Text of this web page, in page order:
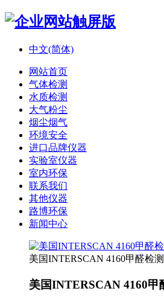
中文(简体)
网站首页
气体检测
水质检测
大气粉尘
烟尘烟气
环境安全
进口品牌仪器
实验室仪器
室内环保
联系我们
其他仪器
路博环保
新闻中心
美国INTERSCAN 4160甲醛检
美国INTERSCAN 4160甲